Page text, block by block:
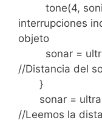
tone(4,
interrupciones
objeto
sonar =
//Distancia del
}
sonar =
//Leemos la